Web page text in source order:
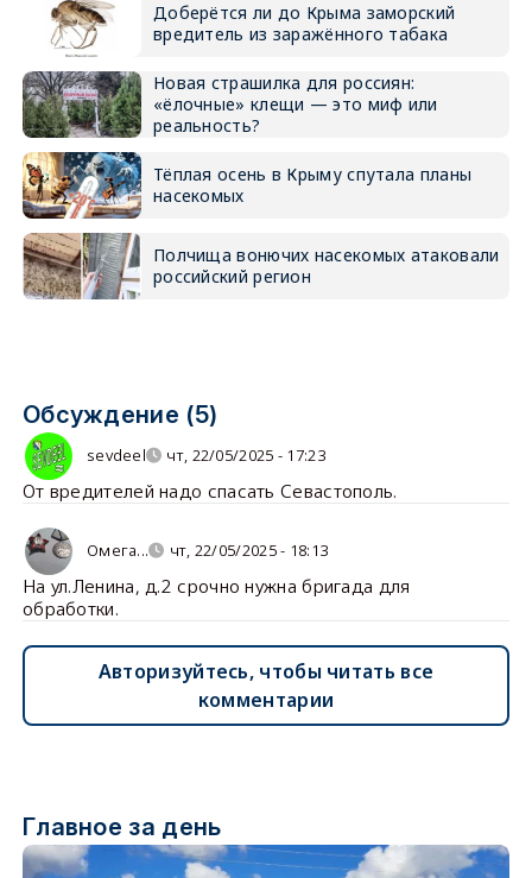
Доберётся ли до Крыма заморский
вредитель из заражённого табака
Новая страшилка для россиян:
«ёлочные» клещи — это миф или
реальность?
Тёплая осень в Крыму спутала планы
насекомых
Полчища вонючих насекомых атаковали
российский регион
Обсуждение (5)
sevdeel чт, 22/05/2025 - 17:23
От вредителей надо спасать Севастополь.
Омега... чт, 22/05/2025 - 18:13
На ул.Ленина, д.2 срочно нужна бригада для
обработки.
Авторизуйтесь, чтобы читать все
комментарии
Главное за день